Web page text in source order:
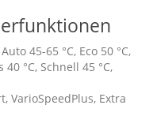
45-65 °C, Eco 50 °C,
40 °C, Schnell 45 °C,
VarioSpeedPlus, Extra